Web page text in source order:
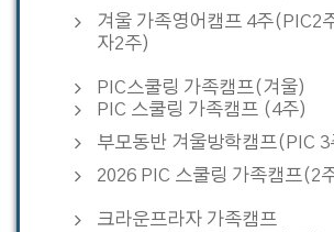
겨울 가족영어캠프 4주(PIC2
자2주)
PIC스쿨링 가족캠프(겨울)
PIC 스쿨링 가족캠프 (4주)
부모동반 겨울방학캠프(PIC 3
2026 PIC 스쿨링 가족캠프(2
크라운프라자 가족캠프